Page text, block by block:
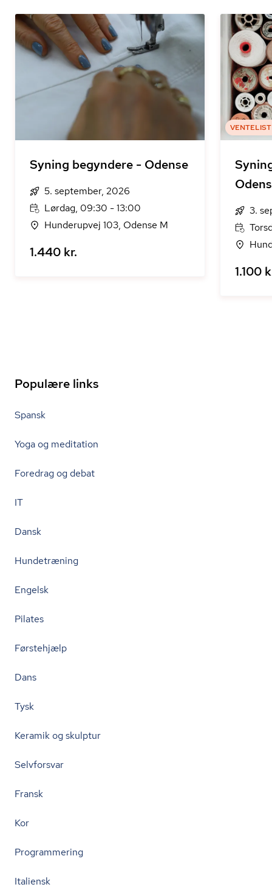
Syning begyndere - Odense
5. september, 2026
Lørdag, 09:30 - 13:00
Hunderupvej 103, Odense M
1.440 kr.
3.
1.100
Populære links
Spansk
Yoga og meditation
Foredrag og debat
IT
Dansk
Hundetræning
Engelsk
Pilates
Førstehjælp
Dans
Tysk
Keramik og skulptur
Selvforsvar
Fransk
Kor
Programmering
Italiensk